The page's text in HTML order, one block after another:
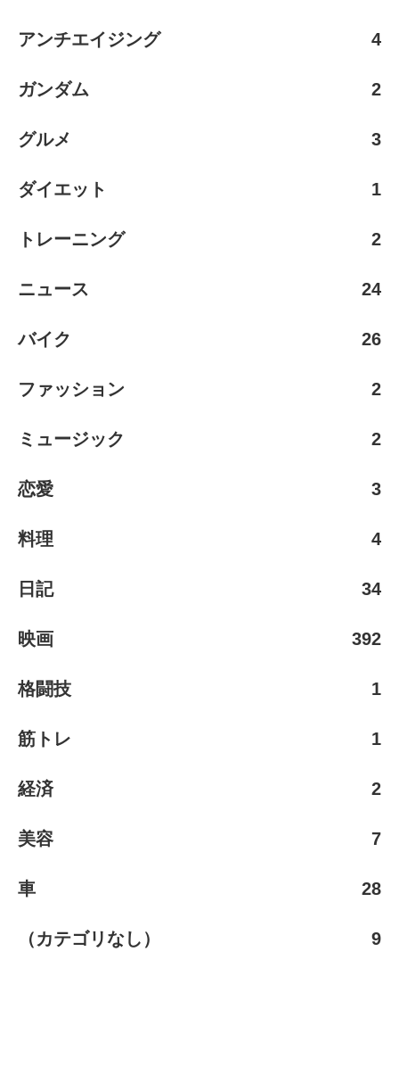
アンチエイジング 4
ガンダム 2
グルメ 3
ダイエット 1
トレーニング 2
ニュース 24
バイク 26
ファッション 2
ミュージック 2
恋愛 3
料理 4
日記 34
映画 392
格闘技 1
筋トレ 1
経済 2
美容 7
車 28
（カテゴリなし） 9